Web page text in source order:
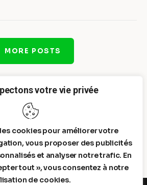
votre vie privée
cookies pour améliorer votre
vous proposer des publicités
et analyser notre trafic. En
tout », vous consentez à notre
de cookies.
MORE POSTS